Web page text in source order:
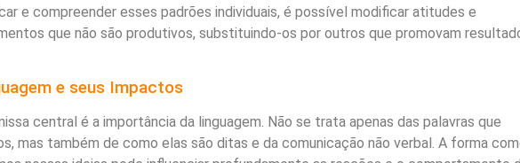
e compreender esses padrões individuais, é possível modificar atitudes e
que não são produtivos, substituindo-os por outros que promovam
e seus Impactos
central é a importância da linguagem. Não se trata apenas das palavras que
mas também de como elas são ditas e da comunicação não verbal. A forma